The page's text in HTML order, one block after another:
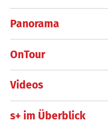
Panorama
OnTour
Videos
s+ im Überblick